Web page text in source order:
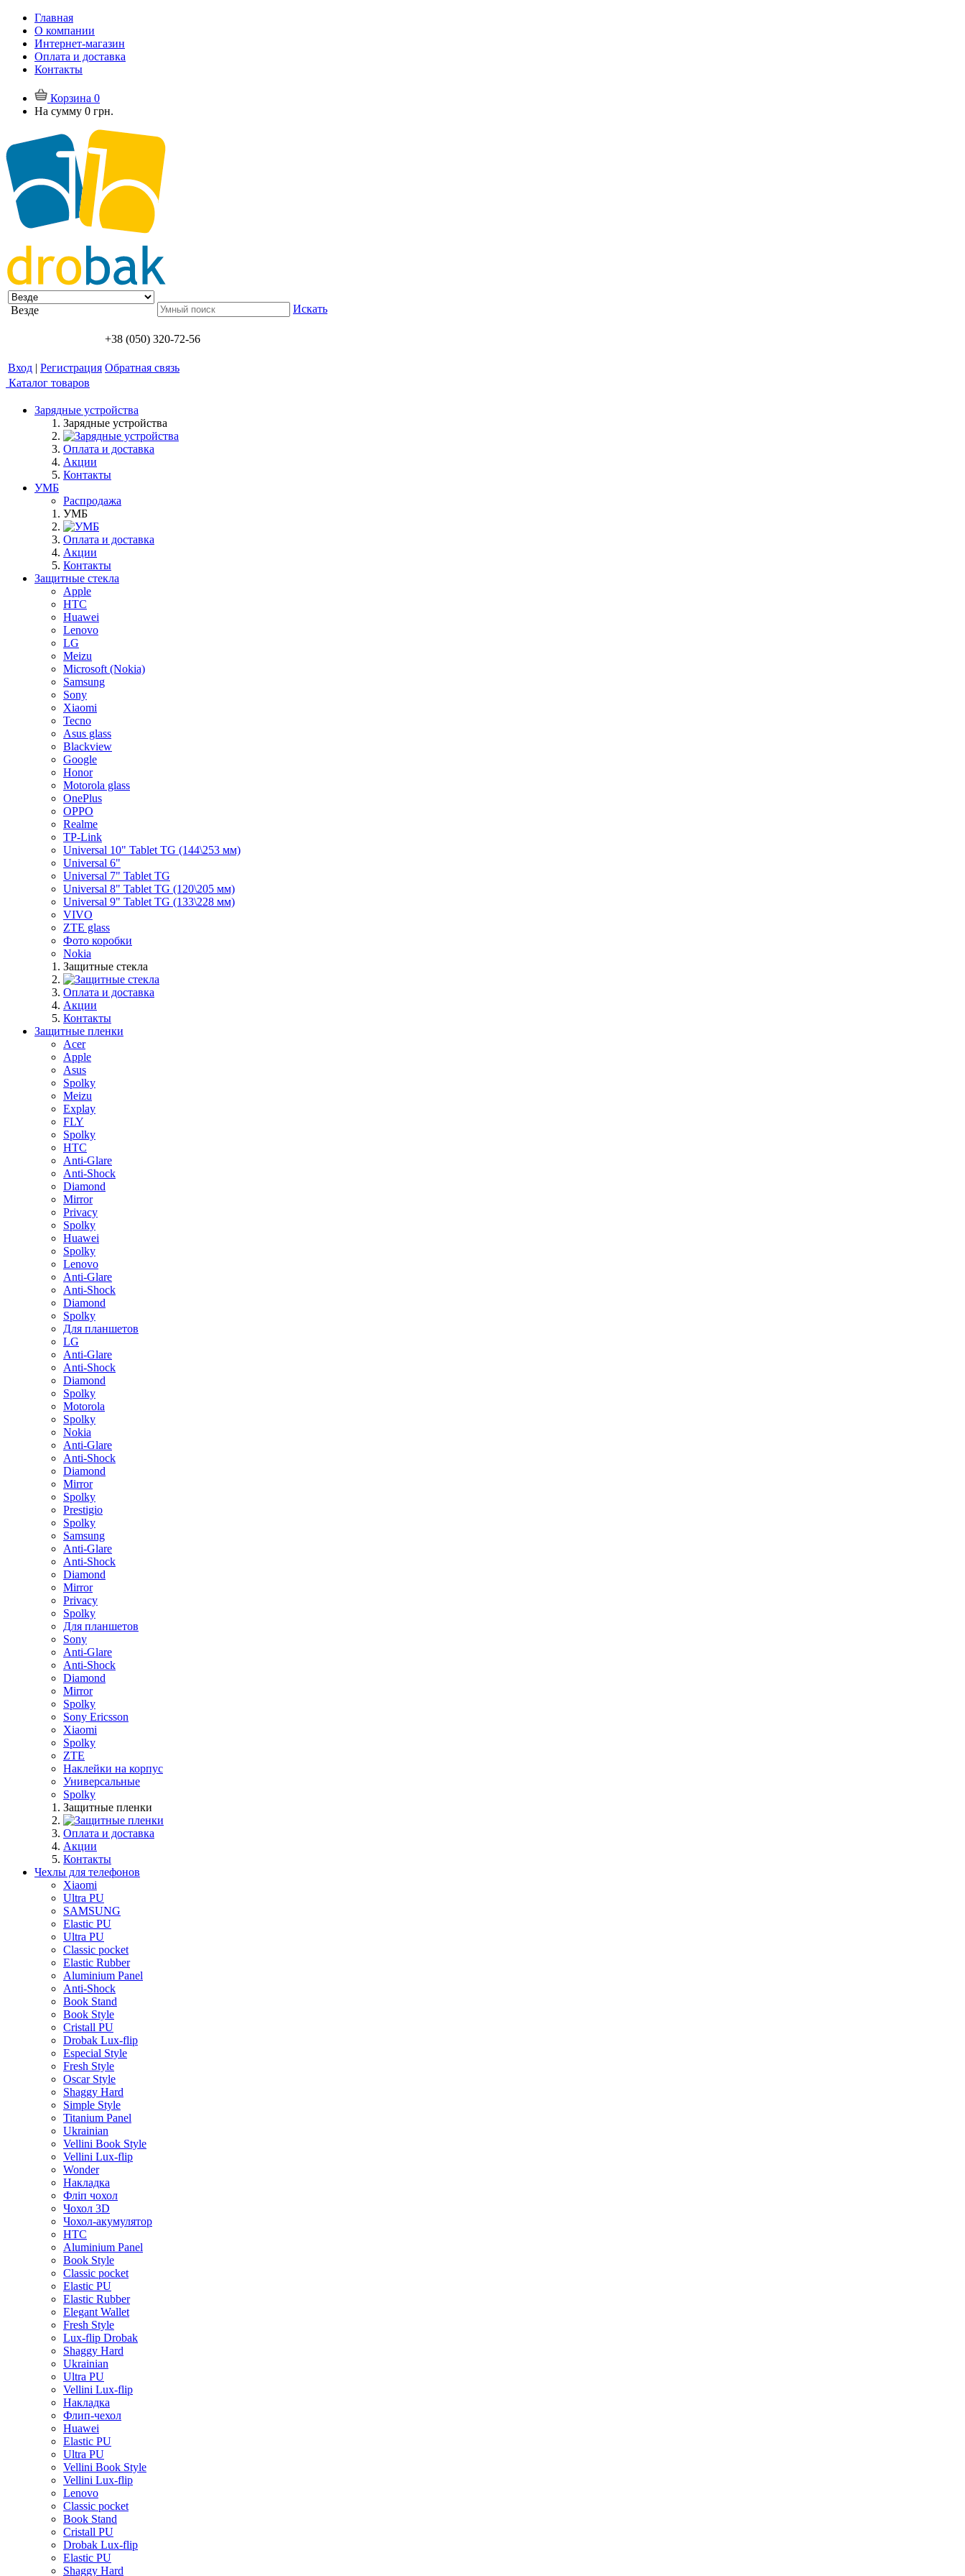
Главная
О компании
Интернет-магазин
Оплата и доставка
Контакты
Корзина 0
На сумму 0 грн.
Везде Искать
+38 (050) 320-72-56
Вход | Регистрация Обратная связь
Каталог товаров
Зарядные устройства
Зарядные устройства
Оплата и доставка
Акции
Контакты
УМБ
Распродажа
УМБ
Оплата и доставка
Акции
Контакты
Защитные стекла
Apple
HTC
Huawei
Lenovo
LG
Meizu
Microsoft (Nokia)
Samsung
Sony
Xiaomi
Tecno
Asus glass
Blackview
Google
Honor
Motorola glass
OnePlus
OPPO
Realme
TP-Link
Universal 10" Tablet TG (144\253 мм)
Universal 6"
Universal 7" Tablet TG
Universal 8" Tablet TG (120\205 мм)
Universal 9" Tablet TG (133\228 мм)
VIVO
ZTE glass
Фото коробки
Nokia
Защитные стекла
Оплата и доставка
Акции
Контакты
Защитные пленки
Acer
Apple
Asus
Spolky
Meizu
Explay
FLY
Spolky
HTC
Anti-Glare
Anti-Shock
Diamond
Mirror
Privacy
Spolky
Huawei
Spolky
Lenovo
Anti-Glare
Anti-Shock
Diamond
Spolky
Для планшетов
LG
Anti-Glare
Anti-Shock
Diamond
Spolky
Motorola
Spolky
Nokia
Anti-Glare
Anti-Shock
Diamond
Mirror
Spolky
Prestigio
Spolky
Samsung
Anti-Glare
Anti-Shock
Diamond
Mirror
Privacy
Spolky
Для планшетов
Sony
Anti-Glare
Anti-Shock
Diamond
Mirror
Spolky
Sony Ericsson
Xiaomi
Spolky
ZTE
Наклейки на корпус
Универсальные
Spolky
Защитные пленки
Оплата и доставка
Акции
Контакты
Чехлы для телефонов
Xiaomi
Ultra PU
SAMSUNG
Elastic PU
Ultra PU
Classic pocket
Elastic Rubber
Aluminium Panel
Anti-Shock
Book Stand
Book Style
Cristall PU
Drobak Lux-flip
Especial Style
Fresh Style
Oscar Style
Shaggy Hard
Simple Style
Titanium Panel
Ukrainian
Vellini Book Style
Vellini Lux-flip
Wonder
Накладка
Фліп чохол
Чохол 3D
Чохол-акумулятор
HTC
Aluminium Panel
Book Style
Classic pocket
Elastic PU
Elastic Rubber
Elegant Wallet
Fresh Style
Lux-flip Drobak
Shaggy Hard
Ukrainian
Ultra PU
Vellini Lux-flip
Накладка
Флип-чехол
Huawei
Elastic PU
Ultra PU
Vellini Book Style
Vellini Lux-flip
Lenovo
Classic pocket
Book Stand
Cristall PU
Drobak Lux-flip
Elastic PU
Shaggy Hard